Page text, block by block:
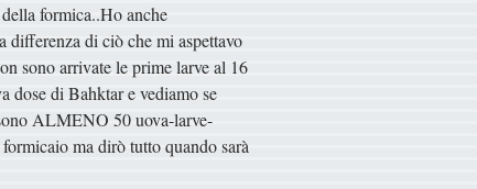
formica..Ho anche
differenza di ciò che mi aspettavo
sono arrivate le prime larve al 16
dose di Bahktar e vediamo se
ALMENO 50 uova-larve-
ma dirò tutto quando sarà